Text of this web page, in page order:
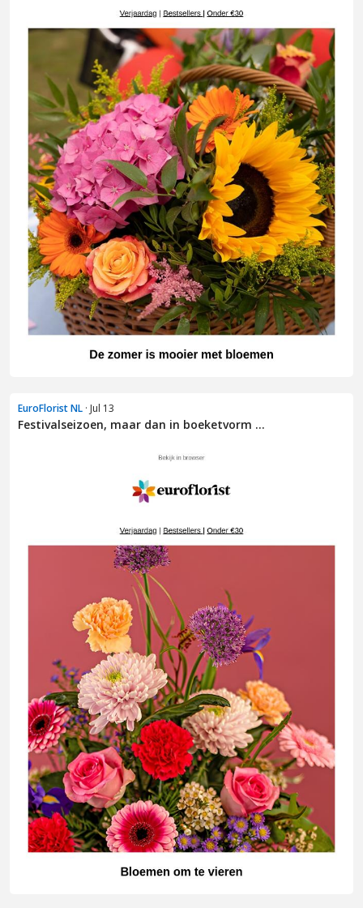
EuroFlorist NL · Jul 13
Festivalseizoen, maar dan in boeketvorm ...